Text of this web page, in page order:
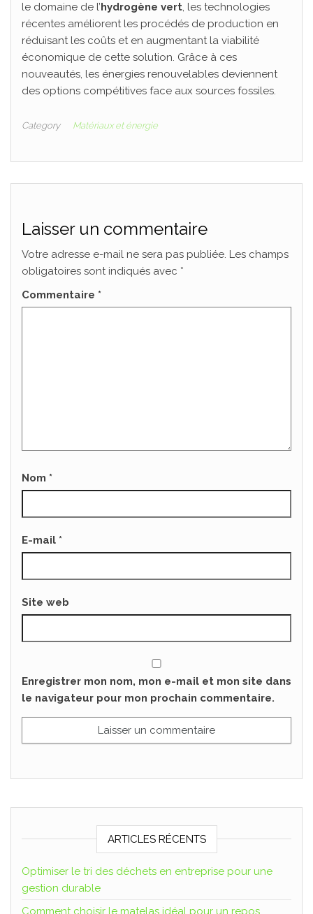
le domaine de l’hydrogène vert, les technologies
récentes améliorent les procédés de production en
réduisant les coûts et en augmentant la viabilité
économique de cette solution. Grâce à ces
nouveautés, les énergies renouvelables deviennent
des options compétitives face aux sources fossiles.
Category Matériaux et énergie
Laisser un commentaire
Votre adresse e-mail ne sera pas publiée. Les champs
obligatoires sont indiqués avec *
Commentaire *
Nom *
E-mail *
Site web
Enregistrer mon nom, mon e-mail et mon site dans
le navigateur pour mon prochain commentaire.
ARTICLES RÉCENTS
Optimiser le tri des déchets en entreprise pour une
gestion durable
Comment choisir le matelas idéal pour un repos